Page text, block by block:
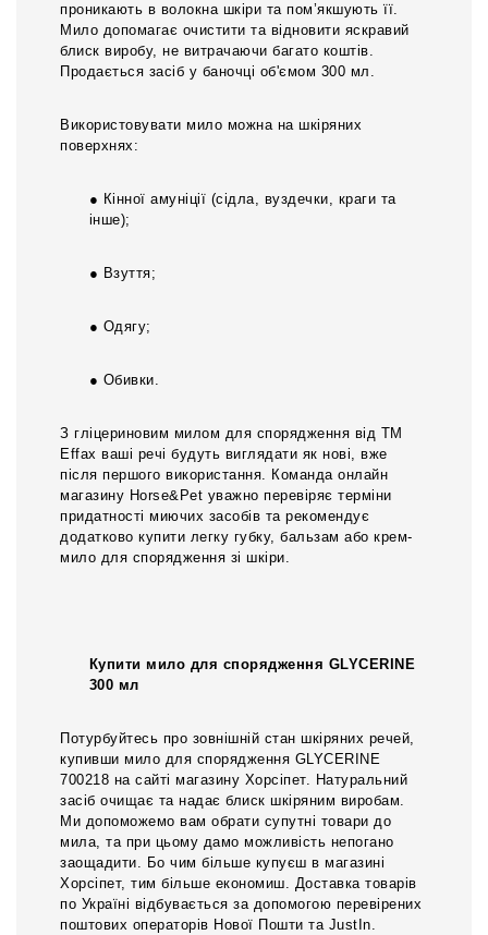
проникають в волокна шкіри та пом’якшують її.
Мило допомагає очистити та відновити яскравий
блиск виробу, не витрачаючи багато коштів.
Продається засіб у баночці об'ємом 300 мл.
Використовувати мило можна на шкіряних
поверхнях:
● Кінної амуніції (сідла, вуздечки, краги та
інше);
● Взуття;
● Одягу;
● Обивки.
З гліцериновим милом для спорядження від ТМ
Effax ваші речі будуть виглядати як нові, вже
після першого використання. Команда онлайн
магазину Horse&Pet уважно перевіряє терміни
придатності миючих засобів та рекомендує
додатково купити легку губку, бальзам або крем-
мило для спорядження зі шкіри.
Купити мило для спорядження GLYCERINE
300 мл
Потурбуйтесь про зовнішній стан шкіряних речей,
купивши мило для спорядження GLYCERINE
700218 на сайті магазину Хорсіпет. Натуральний
засіб очищає та надає блиск шкіряним виробам.
Ми допоможемо вам обрати супутні товари до
мила, та при цьому дамо можливість непогано
заощадити. Бо чим більше купуєш в магазині
Хорсіпет, тим більше економиш. Доставка товарів
по Україні відбувається за допомогою перевірених
поштових операторів Нової Пошти та JustIn.